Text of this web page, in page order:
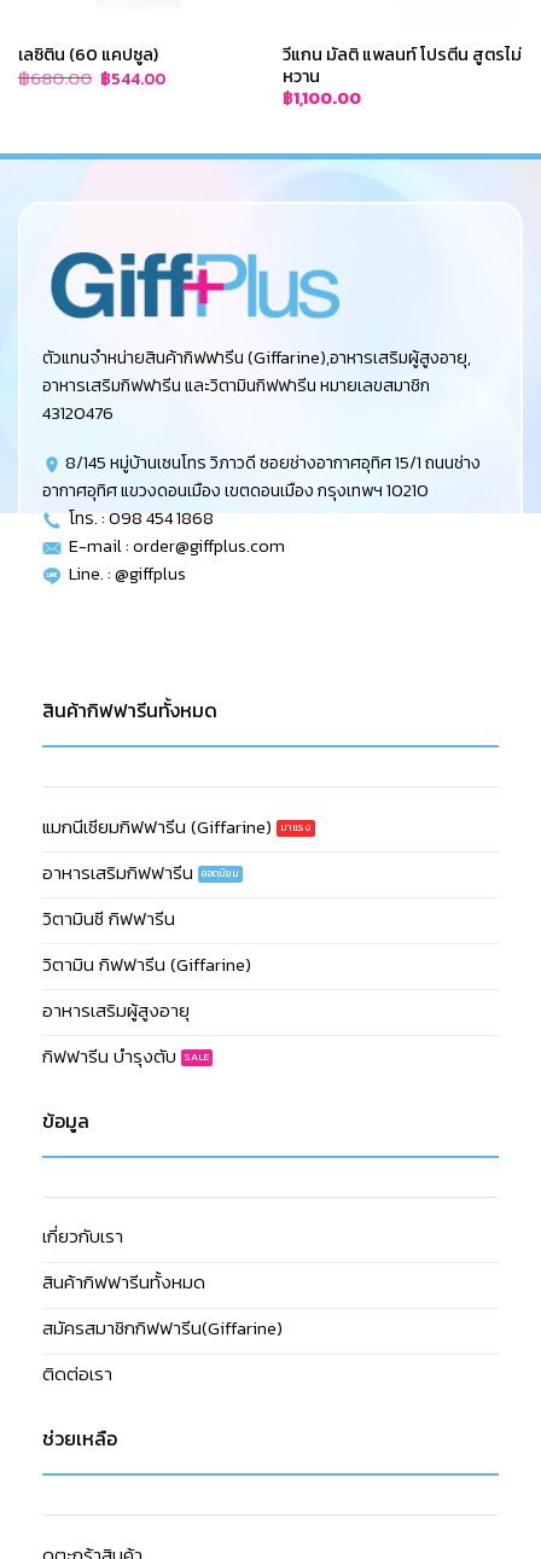
เลซิติน (60 แคปซูล)
฿680.00 Original
price
฿544.00Current
price
วีแกน มัลติ แพลนท์ โปรตีน สูตรไม่
หวาน
฿1,100.00
ตัวแทนจำหน่ายสินค้ากิฟฟารีน (Giffarine),อาหารเสริมผู้สูงอายุ,
อาหารเสริมกิฟฟารีน และวิตามินกิฟฟารีน หมายเลขสมาชิก
43120476
8/145 หมู่บ้านเซนโทร วิภาวดี ซอยช่างอากาศอุทิศ 15/1 ถนนช่าง
อากาศอุทิศ แขวงดอนเมือง เขตดอนเมือง กรุงเทพฯ 10210
โทร. : 098 454 1868
E-mail :order@giffplus.com
Line. : @giffplus
สินค้ากิฟฟารีนทั้งหมด
แมกนีเซียมกิฟฟารีน (Giffarine)
อาหารเสริมกิฟฟารีน
วิตามินซี กิฟฟารีน
วิตามิน กิฟฟารีน (Giffarine)
อาหารเสริมผู้สูงอายุ
กิฟฟารีน บำรุงตับ
ข้อมูล
เกี่ยวกับเรา
สินค้ากิฟฟารีนทั้งหมด
สมัครสมาชิกกิฟฟารีน(Giffarine)
ติดต่อเรา
ช่วยเหลือ